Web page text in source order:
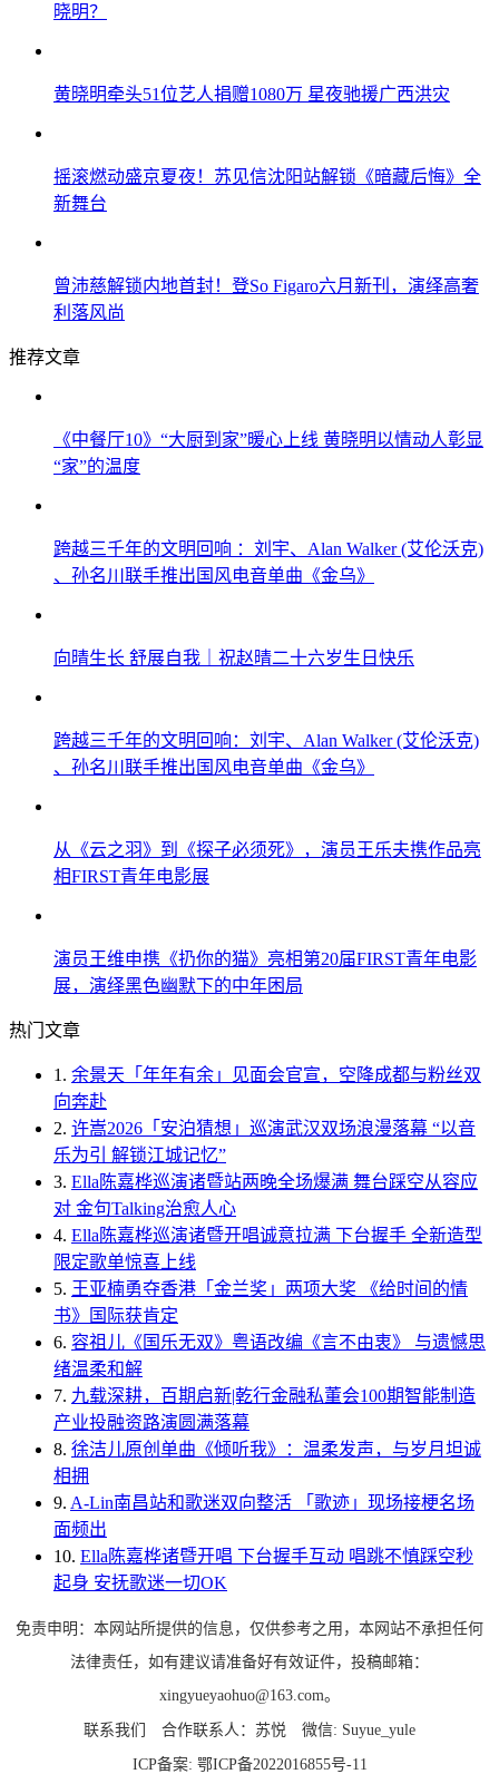
晓明？
黄晓明牵头51位艺人捐赠1080万 星夜驰援广西洪灾
摇滚燃动盛京夏夜！苏见信沈阳站解锁《暗藏后悔》全
新舞台
曾沛慈解锁内地首封！登So Figaro六月新刊，演绎高奢
利落风尚
推荐文章
《中餐厅10》“大厨到家”暖心上线 黄晓明以情动人彰显
“家”的温度
跨越三千年的文明回响 ：刘宇、Alan Walker (艾伦沃克)
、孙名川联手推出国风电音单曲《金乌》
向晴生长 舒展自我｜祝赵晴二十六岁生日快乐
跨越三千年的文明回响：刘宇、Alan Walker (艾伦沃克)
、孙名川联手推出国风电音单曲《金乌》
从《云之羽》到《探子必须死》，演员王乐夫携作品亮
相FIRST青年电影展
演员王维申携《扔你的猫》亮相第20届FIRST青年电影
展，演绎黑色幽默下的中年困局
热门文章
1. 余景天「年年有余」见面会官宣，空降成都与粉丝双
向奔赴
2. 许嵩2026「安泊猜想」巡演武汉双场浪漫落幕 “以音
乐为引 解锁江城记忆”
3. Ella陈嘉桦巡演诸暨站两晚全场爆满 舞台踩空从容应
对 金句Talking治愈人心
4. Ella陈嘉桦巡演诸暨开唱诚意拉满 下台握手 全新造型
限定歌单惊喜上线
5. 王亚楠勇夺香港「金兰奖」两项大奖 《给时间的情
书》国际获肯定
6. 容祖儿《国乐无双》粤语改编《言不由衷》 与遗憾思
绪温柔和解
7. 九载深耕，百期启新|乾行金融私董会100期智能制造
产业投融资路演圆满落幕
8. 徐洁儿原创单曲《倾听我》：温柔发声，与岁月坦诚
相拥
9. A-Lin南昌站和歌迷双向整活 「歌迹」现场接梗名场
面频出
10. Ella陈嘉桦诸暨开唱 下台握手互动 唱跳不慎踩空秒
起身 安抚歌迷一切OK
免责申明：本网站所提供的信息，仅供参考之用，本网站不承担任何
法律责任，如有建议请准备好有效证件，投稿邮箱：
xingyueyaohuo@163.com。
联系我们 合作联系人：苏悦 微信: Suyue_yule
ICP备案: 鄂ICP备2022016855号-11